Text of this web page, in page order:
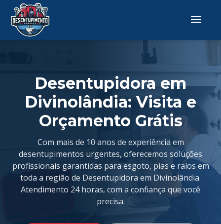
Desentupidora em
Divinolândia: Visita e
Orçamento Grátis
Com mais de 10 anos de experiência em
desentupimentos urgentes, oferecemos soluções
profissionais garantidas para esgoto, pias e ralos em
toda a região de Desentupidora em Divinolândia.
Atendimento 24 horas, com a confiança que você
precisa.